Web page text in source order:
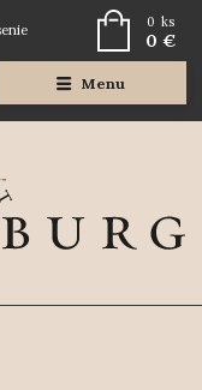
Menu
0 ks
0 €